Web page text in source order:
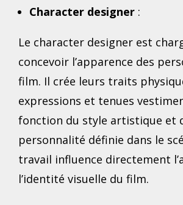
Character designer :
Le character designer est
concevoir l’apparence des
film. Il crée leurs traits
expressions et tenues
fonction du style artistique et
personnalité définie dans le
travail influence directement
l’identité visuelle du film.